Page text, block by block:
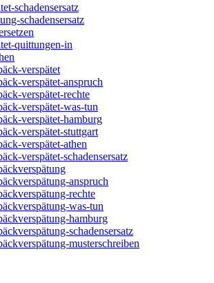
schadensersatz
schadensersatz
quittungen-in
verspätet
verspätet-anspruch
verspätet-rechte
verspätet-was-tun
verspätet-hamburg
verspätet-stuttgart
verspätet-athen
verspätet-schadensersatz
anspruch
rechte
was-tun
hamburg
schadensersatz
musterschreiben